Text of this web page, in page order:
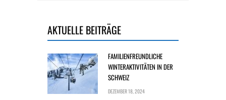
AKTUELLE BEITRÄGE
FAMILIENFREUNDLICHE
WINTERAKTIVITÄTEN IN DER
SCHWEIZ
DEZEMBER 18, 2024